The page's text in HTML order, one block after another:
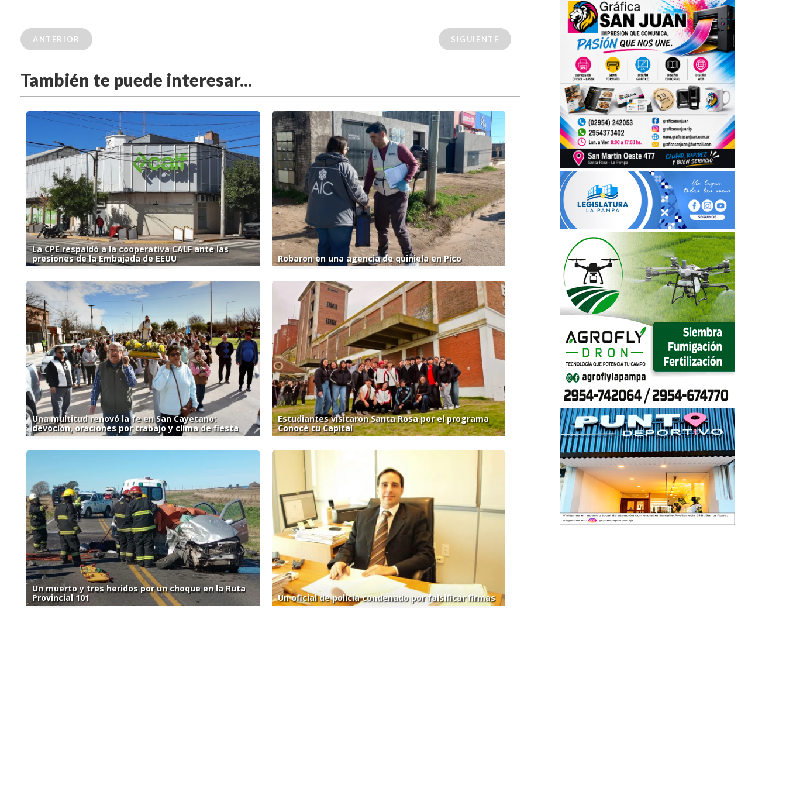
ANTERIOR SIGUIENTE
También te puede interesar...
La CPE respaldó a la cooperativa CALF ante las
presiones de la Embajada de EEUU
Robaron en una agencia de quiniela en Pico
Una multitud renovó la fe en San Cayetano:
devoción, oraciones por trabajo y clima de fiesta
Estudiantes visitaron Santa Rosa por el programa
Conocé tu Capital
Un muerto y tres heridos por un choque en la Ruta
Provincial 101
Un oficial de policía condenado por falsificar firmas